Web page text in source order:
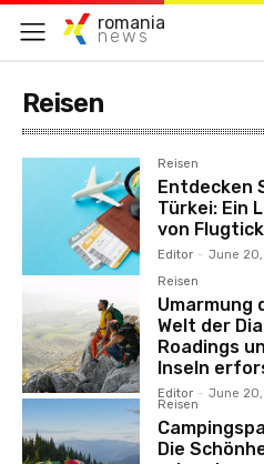
romania
news
Reisen
Reisen
Entdecken
Türkei: Ein
von
Editor - June
Reisen
Umarmung
Welt der
Roadings
Inseln
Editor - June
Reisen
Die